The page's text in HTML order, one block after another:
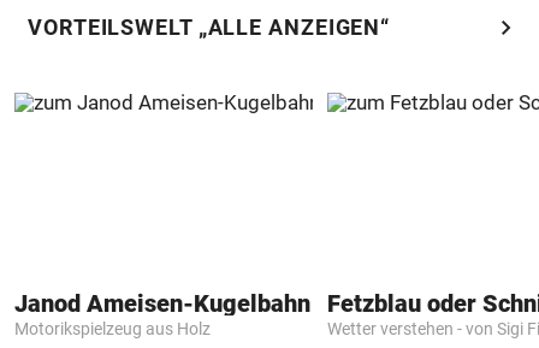
VORTEILSWELT „ALLE ANZEIGEN“ chevron_right
Janod Ameisen-Kugelbahn
Motorikspielzeug aus Holz
Fetzblau oder
Wetter verstehen - von Sigi